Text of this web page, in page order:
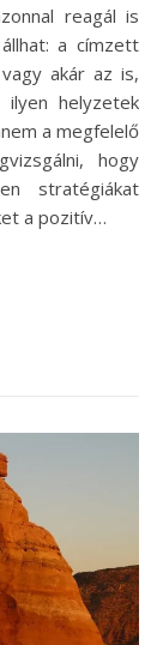
reagál is
a címzett
akár az is,
helyzetek
a megfelelő
hogy
stratégiákat
a pozitív…